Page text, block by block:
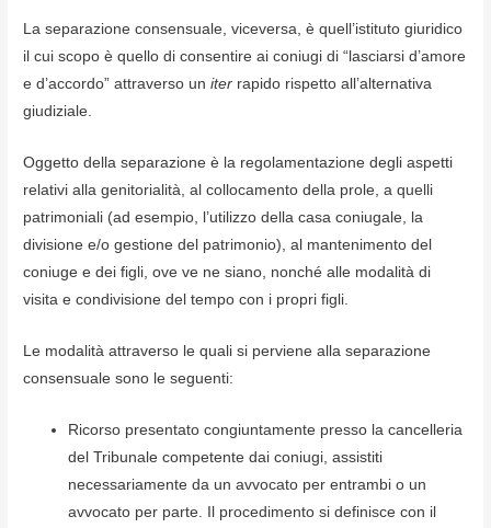
La separazione consensuale, viceversa, è quell’istituto giuridico
il cui scopo è quello di consentire ai coniugi di “lasciarsi d’amore
e d’accordo” attraverso uniter rapido rispetto all’alternativa
giudiziale.
Oggetto della separazione è la regolamentazione degli aspetti
relativi alla genitorialità, al collocamento della prole, a quelli
patrimoniali (ad esempio, l’utilizzo della casa coniugale, la
divisione e/o gestione del patrimonio), al mantenimento del
coniuge e dei figli, ove ve ne siano, nonché alle modalità di
visita e condivisione del tempo con i propri figli.
Le modalità attraverso le quali si perviene alla separazione
consensuale sono le seguenti:
Ricorso presentato congiuntamente presso la cancelleria
del Tribunale competente dai coniugi, assistiti
necessariamente da un avvocato per entrambi o un
avvocato per parte. Il procedimento si definisce con il